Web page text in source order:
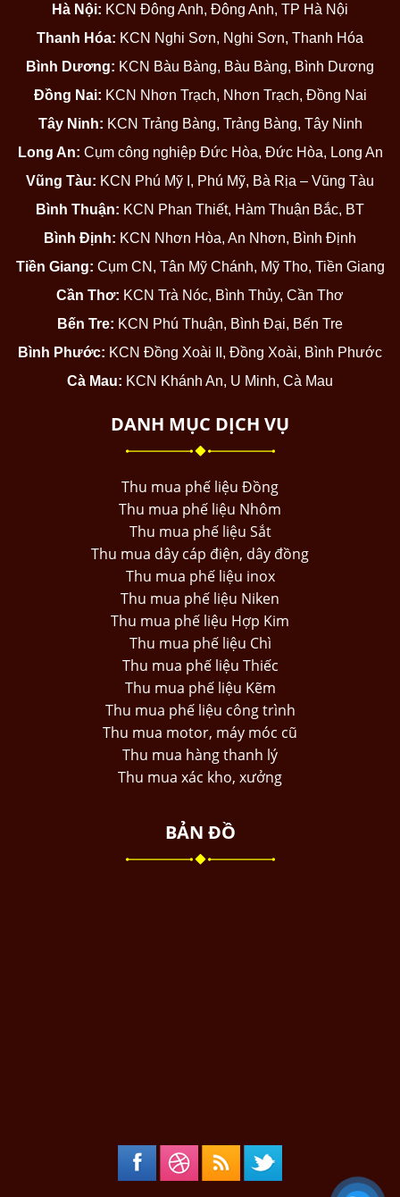
Hà Nội: KCN Đông Anh, Đông Anh, TP Hà Nội
Thanh Hóa: KCN Nghi Sơn, Nghi Sơn, Thanh Hóa
Bình Dương: KCN Bàu Bàng, Bàu Bàng, Bình Dương
Đồng Nai: KCN Nhơn Trạch, Nhơn Trạch, Đồng Nai
Tây Ninh: KCN Trảng Bàng, Trảng Bàng, Tây Ninh
Long An: Cụm công nghiệp Đức Hòa, Đức Hòa, Long An
Vũng Tàu: KCN Phú Mỹ I, Phú Mỹ, Bà Rịa – Vũng Tàu
Bình Thuận: KCN Phan Thiết, Hàm Thuận Bắc, BT
Bình Định: KCN Nhơn Hòa, An Nhơn, Bình Định
Tiền Giang: Cụm CN, Tân Mỹ Chánh, Mỹ Tho, Tiền Giang
Cần Thơ: KCN Trà Nóc, Bình Thủy, Cần Thơ
Bến Tre: KCN Phú Thuận, Bình Đại, Bến Tre
Bình Phước: KCN Đồng Xoài II, Đồng Xoài, Bình Phước
Cà Mau: KCN Khánh An, U Minh, Cà Mau
DANH MỤC DỊCH VỤ
Thu mua phế liệu Đồng
Thu mua phế liệu Nhôm
Thu mua phế liệu Sắt
Thu mua dây cáp điện, dây đồng
Thu mua phế liệu inox
Thu mua phế liệu Niken
Thu mua phế liệu Hợp Kim
Thu mua phế liệu Chì
Thu mua phế liệu Thiếc
Thu mua phế liệu Kẽm
Thu mua phế liệu công trình
Thu mua motor, máy móc cũ
Thu mua hàng thanh lý
Thu mua xác kho, xưởng
BẢN ĐỒ